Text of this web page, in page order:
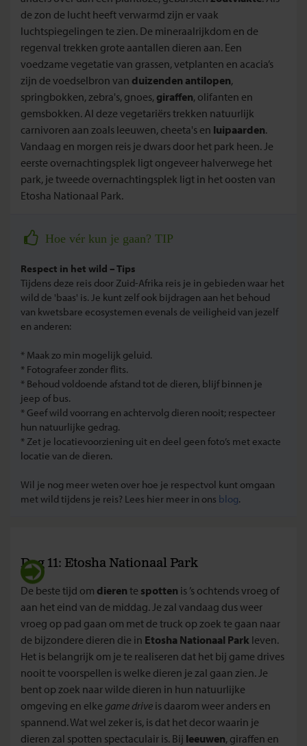
de zon de lucht heeft verwarmd zijn er vaak
luchtspiegelingen te zien. De mineraalrijkdom en de
regenval trekken grote aantallen dieren aan. Een
voedzame vegetatie van grassen, vetplanten en acacia’s
zijn de voedselbron van duizenden antilopen,
springbokken, zebra's, gnoes, giraffen, olifanten en
gemsbokken. Al deze vegetariërs trekken natuurlijk
carnivoren aan zoals leeuwen, cheeta's en luipaarden.
Vandaag en morgen reis je dwars door het park heen. Je
eerste overnachtingsplek ligt ongeveer halverwege het
park, je tweede overnachtingsplek ligt in het oosten van
Etosha Nationaal Park.
Hoe vér kun je gaan? TIP
Respect in het wild – Tips
Tijdens deze reis door Zuid-Afrika reis je in gebieden waar het
wild de 'baas' is. Je kunt zelf ook bijdragen aan het behoud
van kwetsbare ecosystemen evenals de veiligheid van jezelf
en anderen:
* Maak zo min mogelijk geluid.
* Fotografeer zonder flits.
* Behoud voldoende afstand tot de dieren, blijf binnen je
jeep of bus.
* Geef wild voorrang en achtervolg dieren nooit; respecteer
hun natuurlijke gedrag.
* Zet je locatievoorziening uit en deel geen foto’s met exacte
locatie van de dieren.
Wil je nog meer weten over hoe je respectvol kunt omgaan
met wild tijdens je reis? Lees hier meer in ons blog.
Dag 11: Etosha Nationaal Park
De beste tijd om dieren te spotten is ’s ochtends vroeg of
aan het eind van de middag. Je zal vandaag dus weer
vroeg op pad gaan om met de truck op zoek te gaan naar
de bijzondere dieren die in Etosha Nationaal Park leven.
Het is belangrijk om je te realiseren dat het bij game drives
nooit te voorspellen is welke dieren je zal gaan zien. Je
bent op zoek naar wilde dieren in hun natuurlijke
omgeving en elke game drive is daarom weer anders en
spannend. Wat wel zeker is, is dat het decor waarin je
dieren zal spotten spectaculair is. Bij leeuwen, giraffen en